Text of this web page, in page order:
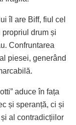
îl are Biff, fiul cel
propriul drum și
Confruntarea
piesei, generând
aduce în fața
și speranță, ci și
al contradicțiilor